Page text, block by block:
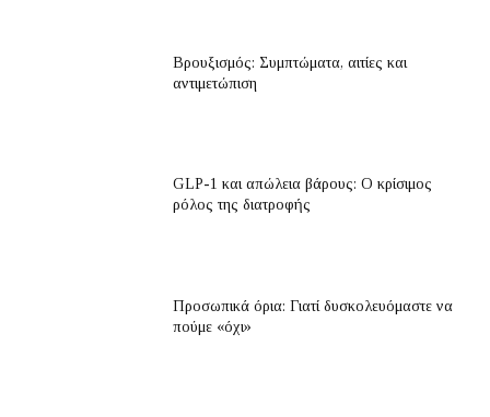
Βρουξισμός: Συμπτώματα, αιτίες και
αντιμετώπιση
GLP-1 και απώλεια βάρους: Ο κρίσιμος
ρόλος της διατροφής
Προσωπικά όρια: Γιατί δυσκολευόμαστε να
πούμε «όχι»